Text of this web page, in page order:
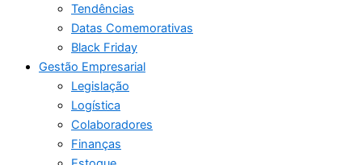
Tendências
Datas Comemorativas
Black Friday
Gestão Empresarial
Legislação
Logística
Colaboradores
Finanças